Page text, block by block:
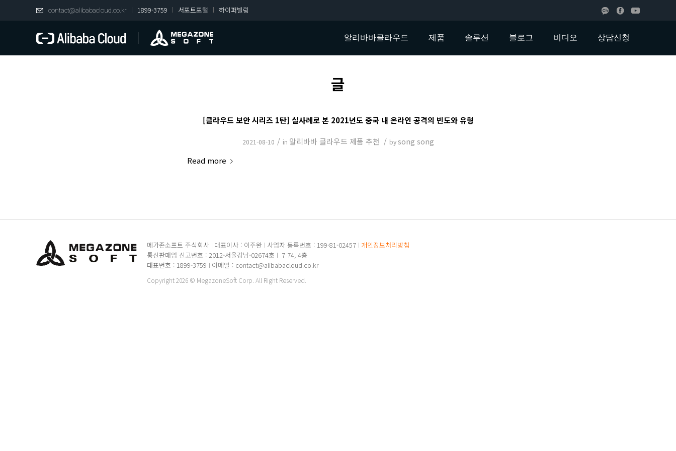
contact@alibabacloud.co.kr 1899-3759 서포트포털 하이퍼빌링
알리바바클라우드 제품 솔루션 블로그 비디오 상담신청
글
[클라우드 보안 시리즈 1탄] 실사례로 본 2021년도 중국 내 온라인 공격의 빈도와 유형
2021-08-10 / in 알리바바 클라우드 제품 추천 / bysong song
Read more
메가존소프트 주식회사 대표이사 : 이주완 사업자 등록번호 : 199-81-02457 개인정보처리방침
통신판매업 신고번호 : 2012-서울강남-02674호
7 74, 4층
대표번호 : 1899-3759
이메일 : contact@alibabacloud.co.kr
Copyright 2026 © MegazoneSoft Corp. All Right Reserved.